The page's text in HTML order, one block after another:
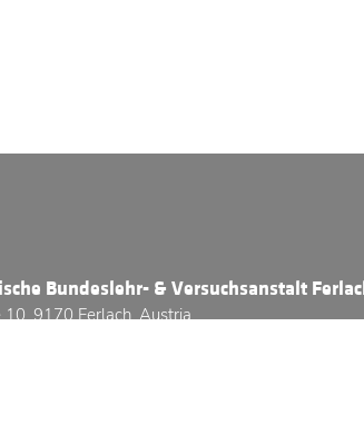
Bundeslehr- & Versuchsanstalt
10, 9170 Ferlach, Austria